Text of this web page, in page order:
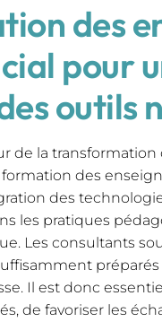
des
pour
outils
de la
formation des
des
les pratiques
Les consultants
Il est donc
de favoriser les